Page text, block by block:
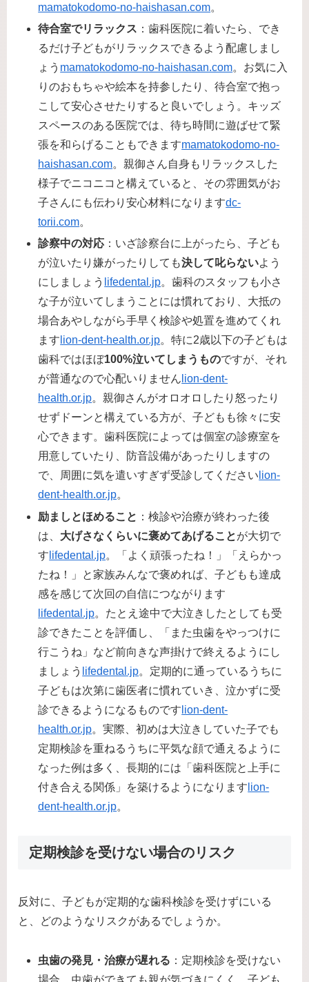
mamatokodomo-no-haishasan.com。
待合室でリラックス ：歯科医院に着いたら、でき
るだけ子どもがリラックスできるよう配慮しまし
ょう​ mamatokodomo-no-haishasan.com。お気に入
りのおもちゃや絵本を持参したり、待合室で抱っ
こして安心させたりすると良いでしょう。キッズ
スペースのある医院では、待ち時間に遊ばせて緊
張を和らげることもできます​mamatokodomo-no-
haishasan.com。親御さん自身もリラックスした
様子でニコニコと構えていると、その雰囲気がお
子さんにも伝わり安心材料になります​dc-
torii.com。
診察中の対応 ：いざ診察台に上がったら、子ども
が泣いたり嫌がったりしても決して叱らないよう
にしましょう​ lifedental.jp。歯科のスタッフも小さ
な子が泣いてしまうことには慣れており、大抵の
場合あやしながら手早く検診や処置を進めてくれ
ます​ lion-dent-health.or.jp。特に2歳以下の子どもは
歯科ではほぼ100%泣いてしまうものですが、それ
が普通なので心配いりません​ lion-dent-
health.or.jp。親御さんがオロオロしたり怒ったり
せずドーンと構えている方が、子どもも徐々に安
心できます。歯科医院によっては個室の診療室を
用意していたり、防音設備があったりしますの
で、周囲に気を遣いすぎず受診してください​ lion-
dent-health.or.jp。
励ましとほめること ：検診や治療が終わった後
は、 大げさなくらいに褒めてあげることが大切で
す​ lifedental.jp。「よく頑張ったね！」「えらかっ
たね！」と家族みんなで褒めれば、子どもも達成
感を感じて次回の自信につながります​
lifedental.jp。たとえ途中で大泣きしたとしても受
診できたことを評価し、「また虫歯をやっつけに
行こうね」など前向きな声掛けで終えるようにし
ましょう​ lifedental.jp。定期的に通っているうちに
子どもは次第に歯医者に慣れていき、泣かずに受
診できるようになるものです​ lion-dent-
health.or.jp。実際、初めは大泣きしていた子でも
定期検診を重ねるうちに平気な顔で通えるように
なった例は多く、長期的には「歯科医院と上手に
付き合える関係」を築けるようになります​ lion-
dent-health.or.jp。
定期検診を受けない場合のリスク
反対に、子どもが定期的な歯科検診を受けずにいる
と、どのようなリスクがあるでしょうか。
虫歯の発見・治療が遅れる ：定期検診を受けない
場合、虫歯ができても親が気づきにくく、子ども